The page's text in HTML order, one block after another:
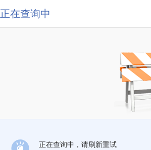
正在查询中
正在查询中，请刷新重试